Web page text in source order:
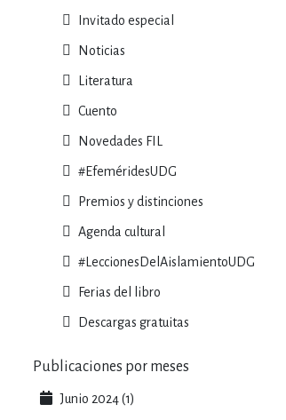
Invitado especial
Noticias
Literatura
Cuento
Novedades FIL
#EfeméridesUDG
Premios y distinciones
Agenda cultural
#LeccionesDelAislamientoUDG
Ferias del libro
Descargas gratuitas
Publicaciones por meses
Junio 2024 (1)